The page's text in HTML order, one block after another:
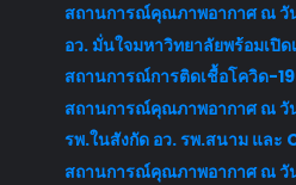
สถานการณ์คุณภาพอากาศ ณ วั
อว. มั่นใจมหาวิทยาลัยพร้อมเปิ
สถานการณ์การติดเชื้อโควิด-
สถานการณ์คุณภาพอากาศ ณ วั
รพ.ในสังกัด อว. รพ.สนาม และ
สถานการณ์คุณภาพอากาศ ณ วั